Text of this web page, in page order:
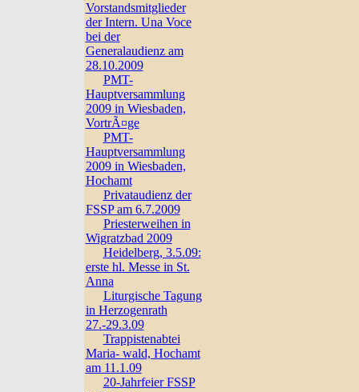
Vorstandsmitglieder
der Intern. Una Voce
bei der
Generalaudienz am
28.10.2009
PMT-
Hauptversammlung
2009 in Wiesbaden,
VortrÃ¤ge
PMT-
Hauptversammlung
2009 in Wiesbaden,
Hochamt
Privataudienz der
FSSP am 6.7.2009
Priesterweihen in
Wigratzbad 2009
Heidelberg, 3.5.09:
erste hl. Messe in St.
Anna
Liturgische Tagung
in Herzogenrath
27.-29.3.09
Trappistenabtei
Maria- wald, Hochamt
am 11.1.09
20-Jahrfeier FSSP